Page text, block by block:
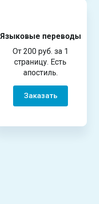
Языковые переводы
От 200 руб. за 1
страницу. Есть
апостиль.
Заказать